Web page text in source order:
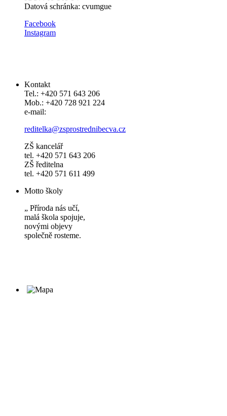
Datová schránka: cvumgue
​​Facebook
Instagram
Kontakt
Tel.: +420 571 643 206
Mob.: +420 728 921 224
e-mail:
reditelka@zsprostrednibecva.cz
ZŠ kancelář
tel. +420 571 643 206
ZŠ ředitelna
tel. +420 571 611 499
Motto školy
„ Příroda nás učí,
malá škola spojuje,
novými objevy
společně rosteme.